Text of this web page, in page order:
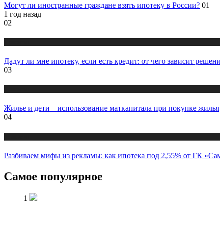
Могут ли иностранные граждане взять ипотеку в России? 01
1 год назад
02
Дадут ли мне ипотеку, если есть кредит: от чего зависит
03
Жилье и дети – использование маткапитала при покупке жилья
04
Разбиваем мифы из рекламы: как ипотека под 2,55% от ГК
Самое популярное
1